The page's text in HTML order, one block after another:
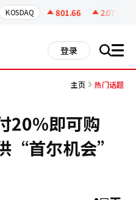
KOSDAQ 801.66 2.07
登录 搜 all
主页 热门话题
20%即可购
“首尔机会”